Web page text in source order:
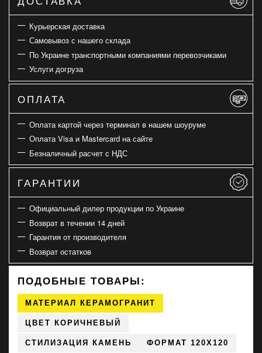
Курьерская доставка
Самовывоз с нашего склада
По Украине транспортными компаниями перевозчиками
Услуги догруза
ОПЛАТА
Оплата картой через терминал в нашем шоуруме
Оплата Visa и Mastercard на сайте
Безналичный расчет с НДС
ГАРАНТИИ
Официальный дилер продукции по Украине
Возврат в течении 14 дней
Гарантия от производителя
Возврат остатков
ПОДОБНЫЕ ТОВАРЫ:
МАТЕРИАЛ КЕРАМОГРАНИТ
ЦВЕТ КОРИЧНЕВЫЙ
СТИЛИЗАЦИЯ КАМЕНЬ ФОРМАТ 120X120